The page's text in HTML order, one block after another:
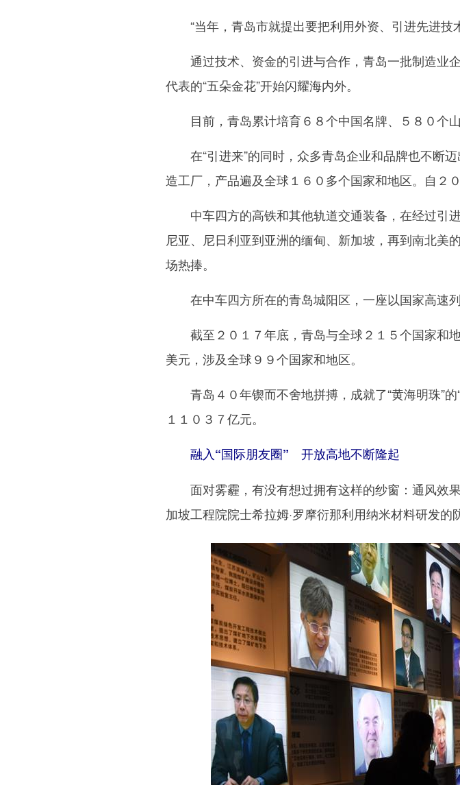
“当年，青岛市就提出要把利用外资、引进先进技
通过技术、资金的引进与合作，青岛一批制造业
代表的“五朵金花”开始闪耀海内外。
目前，青岛累计培育６８个中国名牌、５８０个山
在“引进来”的同时，众多青岛企业和品牌也不断迈
造工厂，产品遍及全球１６０多个国家和地区。自２
中车四方的高铁和其他轨道交通装备，在经过引
尼亚、尼日利亚到亚洲的缅甸、新加坡，再到南北
场热捧。
在中车四方所在的青岛城阳区，一座以国家高速列
截至２０１７年底，青岛与全球２１５个国家和
美元，涉及全球９９个国家和地区。
青岛４０年锲而不舍地拼搏，成就了“黄海明珠”的
１１０３７亿元。
融入“国际朋友圈” 开放高地不断隆起
面对雾霾，有没有想过拥有这样的纱窗：通风效
加坡工程院院士希拉姆·罗摩衍那利用纳米材料研发的